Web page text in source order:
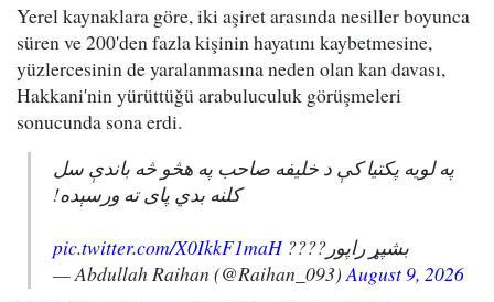
Yerel kaynaklara göre, iki aşiret arasında nesiller boyunca
süren ve 200'den fazla kişinin hayatını kaybetmesine,
yüzlercesinin de yaralanmasına neden olan kan davası,
Hakkani'nin yürüttüğü arabuluculuk görüşmeleri
sonucunda sona erdi.
په لویه پکتیا کې د خلیفه صاحب په هڅو څه باندې سل
کلنه بدي پای ته ورسېده!
بشپړ راپور????pic.twitter.com/X0IkkF1maH
— Abdullah Raihan (@Raihan_093) August 9, 2026